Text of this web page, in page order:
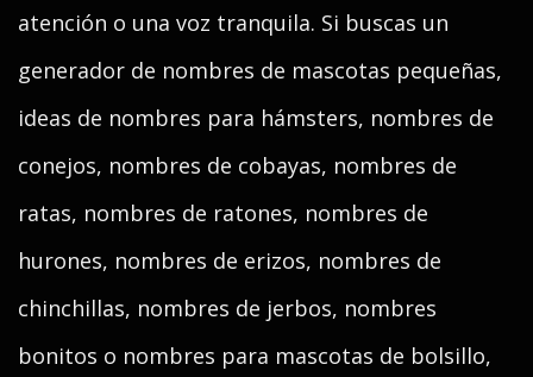
atención o una voz tranquila. Si buscas un
generador de nombres de mascotas pequeñas,
ideas de nombres para hámsters, nombres de
conejos, nombres de cobayas, nombres de
ratas, nombres de ratones, nombres de
hurones, nombres de erizos, nombres de
chinchillas, nombres de jerbos, nombres
bonitos o nombres para mascotas de bolsillo,